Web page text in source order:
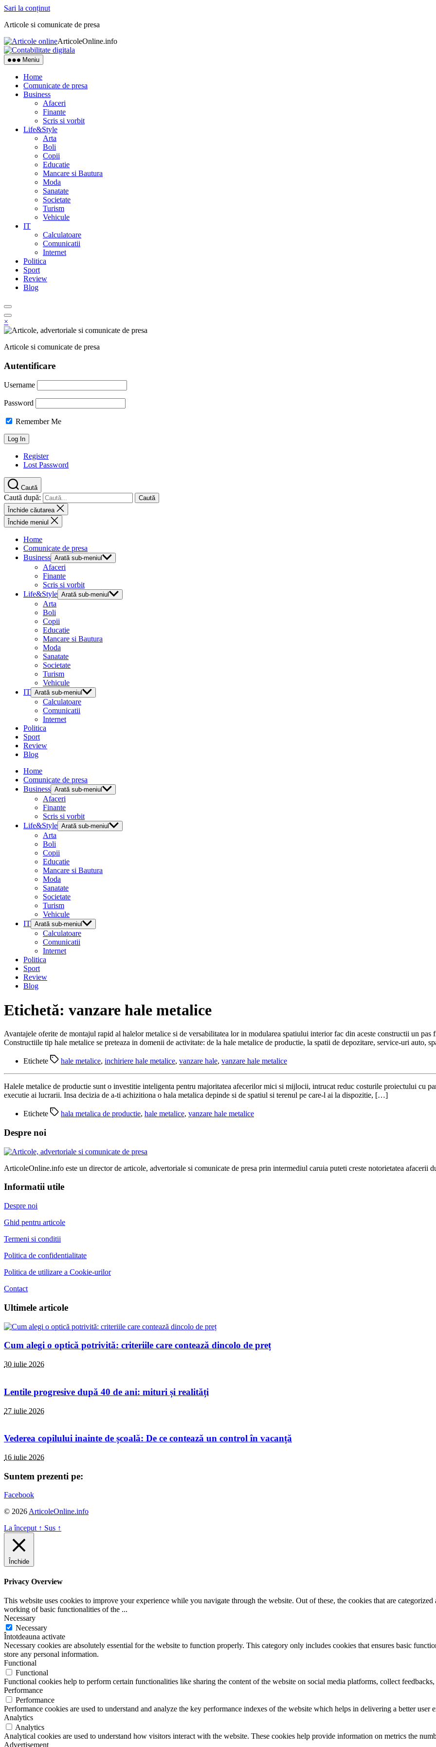
Sari la conținut
Articole si comunicate de presa
ArticoleOnline.info
Meniu
Home
Comunicate de presa
Business
Afaceri
Finante
Scris si vorbit
Life&Style
Arta
Boli
Copii
Educatie
Mancare si Bautura
Moda
Sanatate
Societate
Turism
Vehicule
IT
Calculatoare
Comunicatii
Internet
Politica
Sport
Review
Blog
×
Articole si comunicate de presa
Autentificare
Username
Password
Remember Me
Register
Lost Password
Caută
Caută după:
Închide căutarea
Închide meniul
Home
Comunicate de presa
Business Arată sub-meniul
Afaceri
Finante
Scris si vorbit
Life&Style Arată sub-meniul
Arta
Boli
Copii
Educatie
Mancare si Bautura
Moda
Sanatate
Societate
Turism
Vehicule
IT Arată sub-meniul
Calculatoare
Comunicatii
Internet
Politica
Sport
Review
Blog
Home
Comunicate de presa
Business Arată sub-meniul
Afaceri
Finante
Scris si vorbit
Life&Style Arată sub-meniul
Arta
Boli
Copii
Educatie
Mancare si Bautura
Moda
Sanatate
Societate
Turism
Vehicule
IT Arată sub-meniul
Calculatoare
Comunicatii
Internet
Politica
Sport
Review
Blog
Etichetă: vanzare hale metalice
Avantajele oferite de montajul rapid al halelor metalice si de versabilitatea lor in modularea spatiului interior fac din aceste constructii un pas
Constructiile tip hale metalice se preteaza in domenii de activitate: de la hale metalice de productie, la spatii de depozitare, service-uri auto,
Etichete hale metalice, inchiriere hale metalice, vanzare hale, vanzare hale metalice
Halele metalice de productie sunt o investitie inteligenta pentru majoritatea afecerilor mici si mijlocii, intrucat reduc costurile proiectului cu
executie ai lucrarii. Insa decizia de a-ti achizitiona o hala metalica depinde si de spatiul si terenul pe care-l ai la dispozitie, […]
Etichete hala metalica de productie, hale metalice, vanzare hale metalice
Despre noi
ArticoleOnline.info este un director de articole, advertoriale si comunicate de presa prin intermediul caruia puteti creste notorietatea afacerii
Informatii utile
Despre noi
Ghid pentru articole
Termeni si conditii
Politica de confidentialitate
Politica de utilizare a Cookie-urilor
Contact
Ultimele articole
Cum alegi o optică potrivită: criteriile care contează dincolo de preț
30 iulie 2026
Lentile progresive după 40 de ani: mituri și realități
27 iulie 2026
Vederea copilului inainte de școală: De ce contează un control în vacanță
16 iulie 2026
Suntem prezenti pe:
Facebook
© 2026 ArticoleOnline.info
La început ↑ Sus ↑
Închide
Privacy Overview
This website uses cookies to improve your experience while you navigate through the website. Out of these, the cookies that are categorized
working of basic functionalities of the ...
Necessary
Necessary
Întotdeauna activate
Necessary cookies are absolutely essential for the website to function properly. This category only includes cookies that ensures basic
store any personal information.
Functional
Functional
Functional cookies help to perform certain functionalities like sharing the content of the website on social media platforms, collect
Performance
Performance
Performance cookies are used to understand and analyze the key performance indexes of the website which helps in delivering a better user
Analytics
Analytics
Analytical cookies are used to understand how visitors interact with the website. These cookies help provide information on metrics the
Advertisement